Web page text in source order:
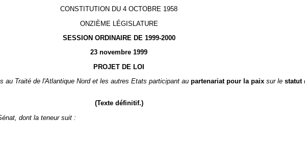
CONSTITUTION DU 4 OCTOBRE 1958
ONZIÈME LÉGISLATURE
SESSION ORDINAIRE DE 1999-2000
23 novembre 1999
PROJET DE LOI
Traité de l'Atlantique Nord et les autres Etats participant au partenariat pour la paixsur le statut
(Texte définitif.)
dont la teneur suit :